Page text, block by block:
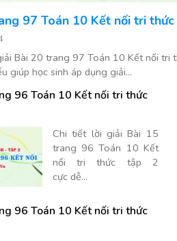
97 Toán 10 Kết nối tri thức
Bài 20 trang 97 Toán 10 Kết nối tri
giúp học sinh áp dụng giải...
96 Toán 10 Kết nối tri thức
Chi tiết lời giải Bài 15
trang 96 Toán 10 Kết
nối tri thức tập 2
cực dễ...
96 Toán 10 Kết nối tri thức